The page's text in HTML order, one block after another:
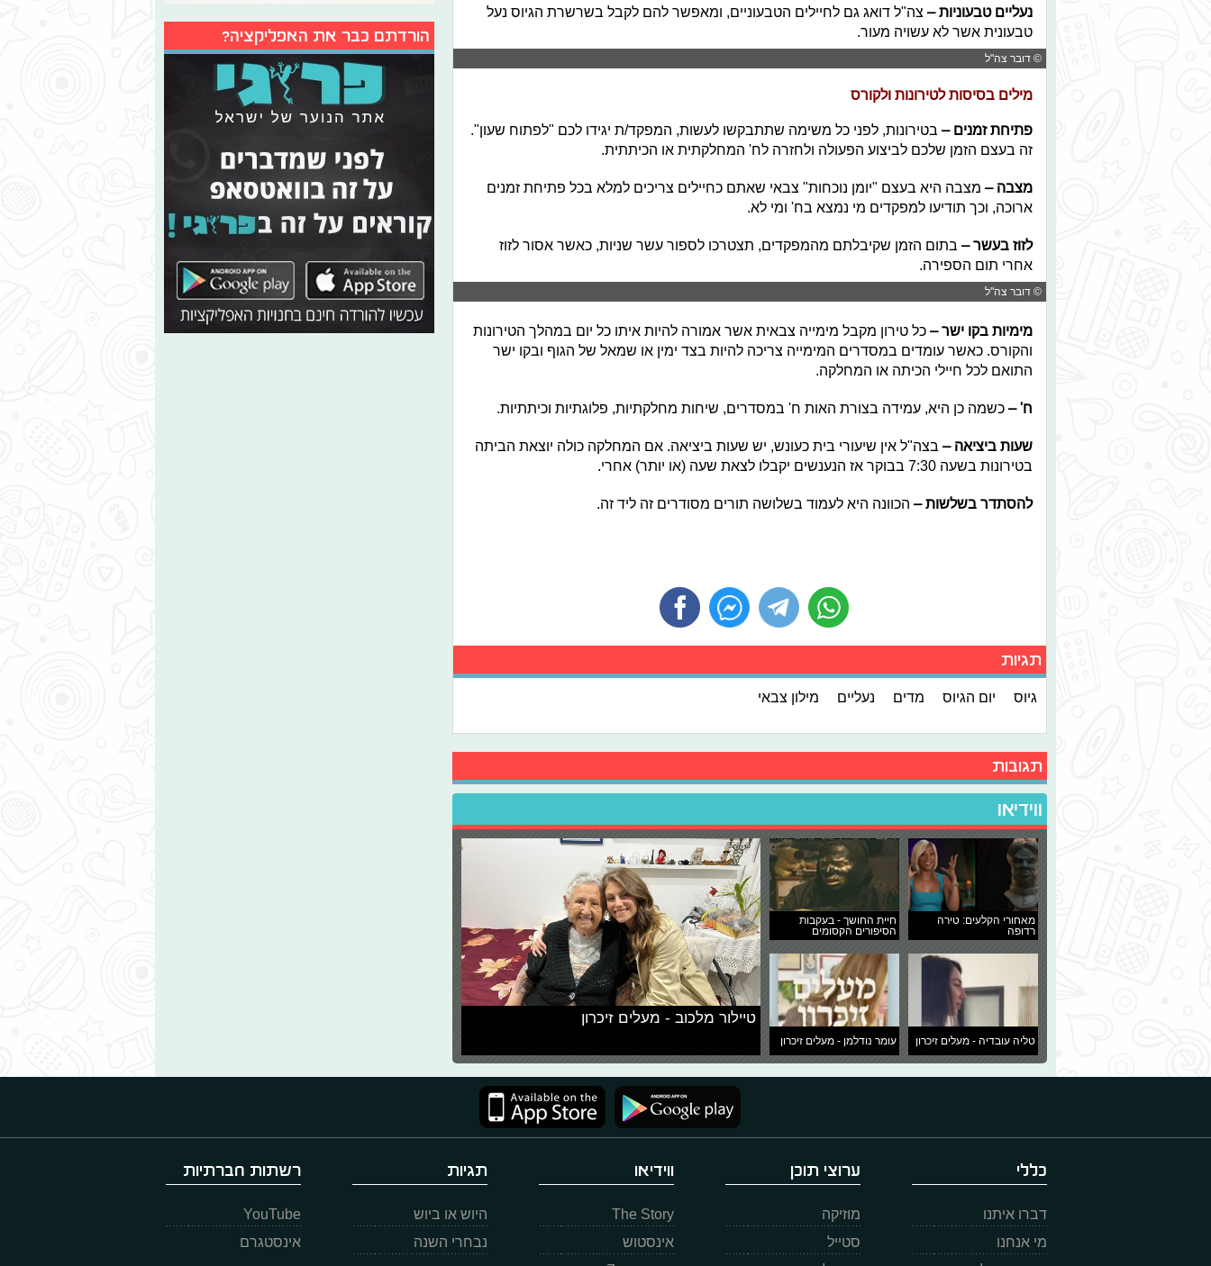
נעליים טבעוניות – צה"ל דואג גם לחיילים הטבעוניים, ומאפשר להם לקבל בשרשרת הגיוס נעל
טבעונית אשר לא עשויה מעור.
© דובר צה"ל
מילים בסיסות לטירונות ולקורס
פתיחת זמנים – בטירונות, לפני כל משימה שתתבקשו לעשות, המפקד/ת יגידו לכם "לפתוח שעון".
זה בעצם הזמן שלכם לביצוע הפעולה ולחזרה לח' המחלקתית או הכיתתית.
מצבה – מצבה היא בעצם "יומן נוכחות" צבאי שאתם כחיילים צריכים למלא בכל פתיחת זמנים
ארוכה, וכך תודיעו למפקדים מי נמצא בח' ומי לא.
לזוז בעשר – בתום הזמן שקיבלתם מהמפקדים, תצטרכו לספור עשר שניות, כאשר אסור לזוז
אחרי תום הספירה.
© דובר צה"ל
מימיות בקו ישר – כל טירון מקבל מימייה צבאית אשר אמורה להיות איתו כל יום במהלך הטירונות
והקורס. כאשר עומדים במסדרים המימייה צריכה להיות בצד ימין או שמאל של הגוף ובקו ישר
התואם לכל חיילי הכיתה או המחלקה.
ח' – כשמה כן היא, עמידה בצורת האות ח' במסדרים, שיחות מחלקתיות, פלוגתיות וכיתתיות.
שעות ביציאה – בצה"ל אין שיעורי בית כעונש, יש שעות ביציאה. אם המחלקה כולה יוצאת הביתה
בטירונות בשעה 7:30 בבוקר אז הנענשים יקבלו לצאת שעה (או יותר) אחרי.
להסתדר בשלשות – הכוונה היא לעמוד בשלושה תורים מסודרים זה ליד זה.
תגיות
גיוס יום הגיוס מדים נעליים מילון צבאי
תגובות
ווידיאו
מאחורי הקלעים: טירה
רדופה
חיית החושך - בעקבות
הסיפורים הקסומים
טליה עובדיה - מעלים זיכרון עומר נודלמן - מעלים זיכרון
טיילור מלכוב - מעלים זיכרון
הורדתם כבר את האפליקציה?
כללי
דברו איתנו
מי אנחנו
ערוצי תוכן
מוזיקה
סטייל
ווידיאו
The Story
אינסטוש
תגיות
היוש או ביוש
נבחרי השנה
רשתות חברתיות
YouTube
אינסטגרם